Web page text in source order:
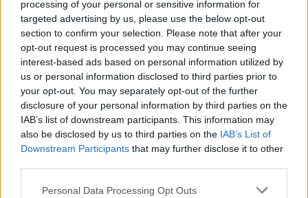
processing of your personal or sensitive information for
targeted advertising by us, please use the below opt-out
section to confirm your selection. Please note that after your
opt-out request is processed you may continue seeing
interest-based ads based on personal information utilized by
us or personal information disclosed to third parties prior to
your opt-out. You may separately opt-out of the further
disclosure of your personal information by third parties on the
IAB’s list of downstream participants. This information may
also be disclosed by us to third parties on the IAB’s List of
Downstream Participants that may further disclose it to other
Please note that this website/app uses one or more Google
Personal Data Processing Opt Outs
többet észlelnek, és a másik ember szándékaiban is
jobban olvasnak, hamarabb eligazodnak, mint mi, a
halló és beszélni tudó emberek.
- Te ismered és profi módon használod a
metakommunikációt, hiszen tudatosan gyakorlod. A
nézőnek mekkora metakommunikációs készséggel kell
rendelkeznie ahhoz, hogy megértsen?
Dvorák Gábor:A nézőnek nem kell készülnie. A
pantomim alapnyelvezete, a gesztusok, az arc, a
mimikai játék mindenkiben ott van. Ha nem értik,
mit akarok kifejezni, valószínűleg rosszul játszom, és